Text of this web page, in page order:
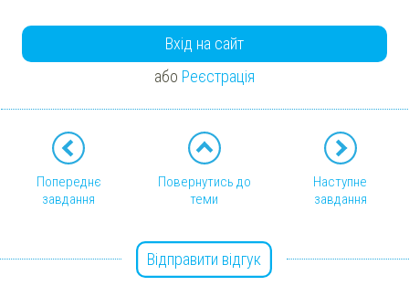
Вхід на сайт
або Реєстрація
Попереднє
завдання
Повернутись до
теми
Наступне
завдання
Відправити відгук